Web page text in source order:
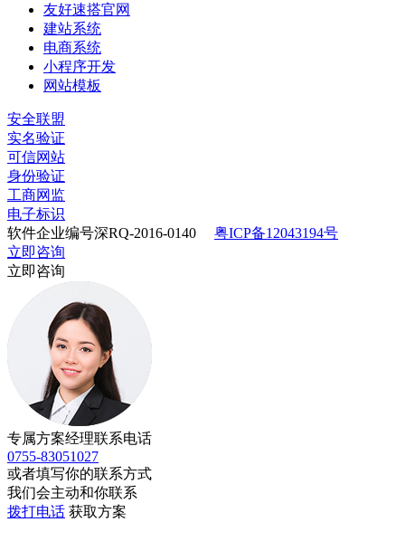
友好速搭官网
建站系统
电商系统
小程序开发
网站模板
安全联盟
实名验证
可信网站
身份验证
工商网监
电子标识
软件企业编号深RQ-2016-0140
粤ICP备12043194号
立即咨询
立即咨询
专属方案经理联系电话
0755-83051027
或者填写你的联系方式
我们会主动和你联系
拨打电话 获取方案